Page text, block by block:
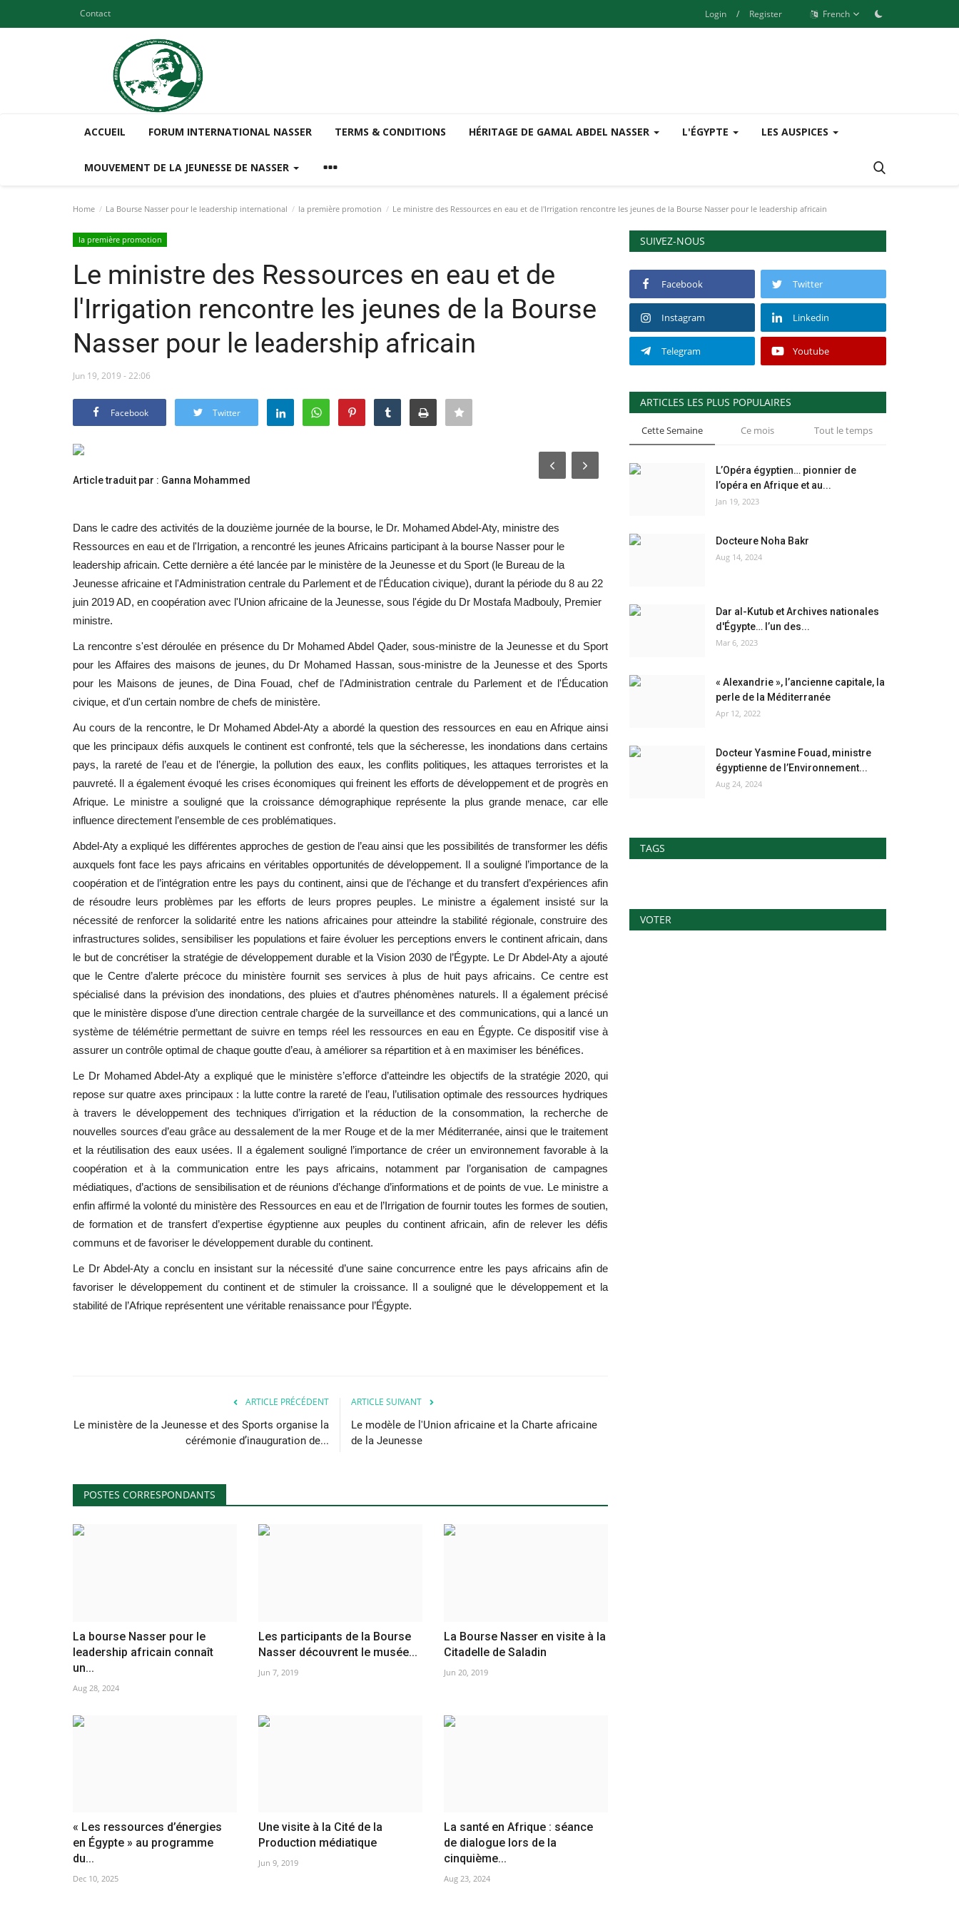
Contact Login / Register French
ACCUEIL FORUM INTERNATIONAL NASSER TERMS & CONDITIONS HÉRITAGE DE GAMAL ABDEL NASSER L'ÉGYPTE LES AUSPICES
MOUVEMENT DE LA JEUNESSE DE NASSER
Home La Bourse Nasser pour le leadership international la première promotion Le ministre des Ressources en eau et de l'Irrigation rencontre les jeunes de la Bourse Nasser pour le leadership africain
la première promotion
Le ministre des Ressources en eau et de
l'Irrigation rencontre les jeunes de la Bourse
Nasser pour le leadership africain
Jun 19, 2019 - 22:06
Facebook Twitter
Article traduit par : Ganna Mohammed
Dans le cadre des activités de la douzième journée de la bourse, le Dr. Mohamed Abdel-Aty, ministre des
Ressources en eau et de l'Irrigation, a rencontré les jeunes Africains participant à la bourse Nasser pour le
leadership africain. Cette dernière a été lancée par le ministère de la Jeunesse et du Sport (le Bureau de la
Jeunesse africaine et l'Administration centrale du Parlement et de l'Éducation civique), durant la période du 8 au 22
juin 2019 AD, en coopération avec l'Union africaine de la Jeunesse, sous l'égide du Dr Mostafa Madbouly, Premier
ministre.
La rencontre s'est déroulée en présence du Dr Mohamed Abdel Qader, sous-ministre de la Jeunesse et du Sport
pour les Affaires des maisons de jeunes, du Dr Mohamed Hassan, sous-ministre de la Jeunesse et des Sports
pour les Maisons de jeunes, de Dina Fouad, chef de l'Administration centrale du Parlement et de l'Éducation
civique, et d'un certain nombre de chefs de ministère.
Au cours de la rencontre, le Dr Mohamed Abdel-Aty a abordé la question des ressources en eau en Afrique ainsi
que les principaux défis auxquels le continent est confronté, tels que la sécheresse, les inondations dans certains
pays, la rareté de l’eau et de l’énergie, la pollution des eaux, les conflits politiques, les attaques terroristes et la
pauvreté. Il a également évoqué les crises économiques qui freinent les efforts de développement et de progrès en
Afrique. Le ministre a souligné que la croissance démographique représente la plus grande menace, car elle
influence directement l’ensemble de ces problématiques.
Abdel-Aty a expliqué les différentes approches de gestion de l’eau ainsi que les possibilités de transformer les défis
auxquels font face les pays africains en véritables opportunités de développement. Il a souligné l’importance de la
coopération et de l’intégration entre les pays du continent, ainsi que de l’échange et du transfert d’expériences afin
de résoudre leurs problèmes par les efforts de leurs propres peuples. Le ministre a également insisté sur la
nécessité de renforcer la solidarité entre les nations africaines pour atteindre la stabilité régionale, construire des
infrastructures solides, sensibiliser les populations et faire évoluer les perceptions envers le continent africain, dans
le but de concrétiser la stratégie de développement durable et la Vision 2030 de l’Égypte. Le Dr Abdel-Aty a ajouté
que le Centre d’alerte précoce du ministère fournit ses services à plus de huit pays africains. Ce centre est
spécialisé dans la prévision des inondations, des pluies et d’autres phénomènes naturels. Il a également précisé
que le ministère dispose d’une direction centrale chargée de la surveillance et des communications, qui a lancé un
système de télémétrie permettant de suivre en temps réel les ressources en eau en Égypte. Ce dispositif vise à
assurer un contrôle optimal de chaque goutte d’eau, à améliorer sa répartition et à en maximiser les bénéfices.
Le Dr Mohamed Abdel-Aty a expliqué que le ministère s’efforce d’atteindre les objectifs de la stratégie 2020, qui
repose sur quatre axes principaux : la lutte contre la rareté de l’eau, l’utilisation optimale des ressources hydriques
à travers le développement des techniques d’irrigation et la réduction de la consommation, la recherche de
nouvelles sources d’eau grâce au dessalement de la mer Rouge et de la mer Méditerranée, ainsi que le traitement
et la réutilisation des eaux usées. Il a également souligné l’importance de créer un environnement favorable à la
coopération et à la communication entre les pays africains, notamment par l’organisation de campagnes
médiatiques, d’actions de sensibilisation et de réunions d’échange d’informations et de points de vue. Le ministre a
enfin affirmé la volonté du ministère des Ressources en eau et de l’Irrigation de fournir toutes les formes de soutien,
de formation et de transfert d’expertise égyptienne aux peuples du continent africain, afin de relever les défis
communs et de favoriser le développement durable du continent.
Le Dr Abdel-Aty a conclu en insistant sur la nécessité d’une saine concurrence entre les pays africains afin de
favoriser le développement du continent et de stimuler la croissance. Il a souligné que le développement et la
stabilité de l’Afrique représentent une véritable renaissance pour l’Égypte.
ARTICLE PRÉCÉDENT
Le ministère de la Jeunesse et des Sports organise la
cérémonie d’inauguration de...
ARTICLE SUIVANT
Le modèle de l'Union africaine et la Charte africaine
de la Jeunesse
POSTES CORRESPONDANTS
La bourse Nasser pour le
leadership africain connaît
un...
Aug 28, 2024
Les participants de la Bourse
Nasser découvrent le musée...
Jun 7, 2019
La Bourse Nasser en visite à la
Citadelle de Saladin
Jun 20, 2019
« Les ressources d’énergies
en Égypte » au programme
du...
Dec 10, 2025
Une visite à la Cité de la
Production médiatique
Jun 9, 2019
La santé en Afrique : séance
de dialogue lors de la
cinquième...
Aug 23, 2024
SUIVEZ-NOUS
Facebook Twitter
Instagram Linkedin
Telegram Youtube
ARTICLES LES PLUS POPULAIRES
Cette Semaine Ce mois Tout le temps
L’Opéra égyptien… pionnier de
l’opéra en Afrique et au...
Jan 19, 2023
Docteure Noha Bakr
Aug 14, 2024
Dar al-Kutub et Archives nationales
d'Égypte… l’un des...
Mar 6, 2023
« Alexandrie », l’ancienne capitale, la
perle de la Méditerranée
Apr 12, 2022
Docteur Yasmine Fouad, ministre
égyptienne de l’Environnement...
Aug 24, 2024
TAGS
VOTER